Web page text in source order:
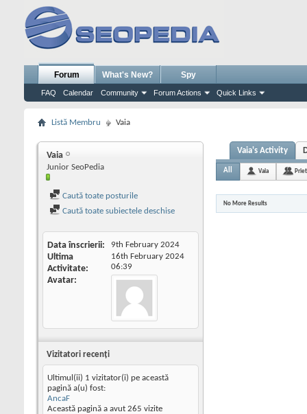
Forum
FAQ Calendar Community Forum Actions Quick Links
What's New? Spy
Listă Membru Vaia
Vaia
Junior SeoPedia
Caută toate posturile
Caută toate subiectele deschise
Data înscrierii 9th February 2024
Ultima
Activitate
16th February 2024
06:39
Avatar
Vizitatori recenţi
Ultimul(ii) 1 vizitator(i) pe această
pagină a(u) fost:
AncaF
Această pagină a avut 265 vizite
Vaia's Activity
All Vaia
No More Results